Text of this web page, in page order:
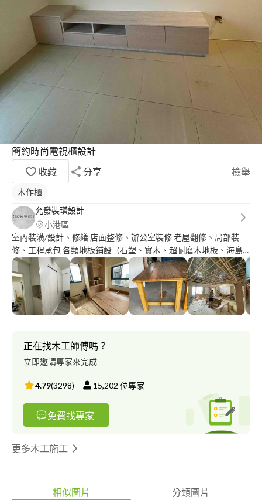
簡約時尚電視櫃設計
收藏
分享 檢舉
木作櫃
允發裝璜設計
小港區
室內裝潢/設計、修繕 店面整修、辦公室裝修 老屋翻修、局部裝
修、工程承包 各類地板鋪設（石塑、實木、超耐磨木地板、海島
型木地板...等等） 訂製、組裝傢俱服務 傢俱修補目前開放中? 允發
這邊流程是請客戶先提供現場環境與施工區域照片，先報粗估價，
若價格您可以接受，我們會在場勘一次，場勘完後會出正式估價
單，確認沒有問題後，那就執行付訂金與簽約程序。 ?無法在什麼
資訊都沒有狀況下報價，因360很容易漏訊息，請各位客戶加入我
計工程行
正在找木工師傅嗎？
立即邀請專家來完成
4.79(3298) 15,202 位專家
免費找專家
更多木工施工
相似圖片 分類圖片